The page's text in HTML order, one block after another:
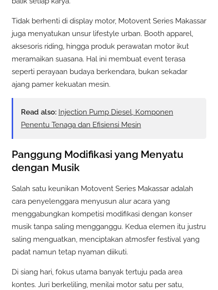
Tidak berhenti di display motor, Motovent Series Makassar
juga menyatukan unsur lifestyle urban. Booth apparel,
aksesoris riding, hingga produk perawatan motor ikut
meramaikan suasana. Hal ini membuat event terasa
seperti perayaan budaya berkendara, bukan sekadar
ajang pamer kekuatan mesin.
Read also: Injection Pump Diesel, Komponen
Penentu Tenaga dan Efisiensi Mesin
Panggung Modifikasi yang Menyatu
dengan Musik
Salah satu keunikan Motovent Series Makassar adalah
cara penyelenggara menyusun alur acara yang
menggabungkan kompetisi modifikasi dengan konser
musik tanpa saling mengganggu. Kedua elemen itu justru
saling menguatkan, menciptakan atmosfer festival yang
padat namun tetap nyaman diikuti.
Di siang hari, fokus utama banyak tertuju pada area
kontes. Juri berkeliling, menilai motor satu per satu,